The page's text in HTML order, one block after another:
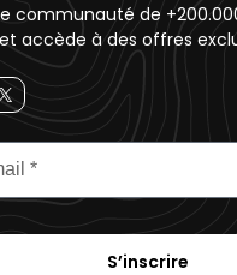
communauté de
accède à des offres
S’inscrire